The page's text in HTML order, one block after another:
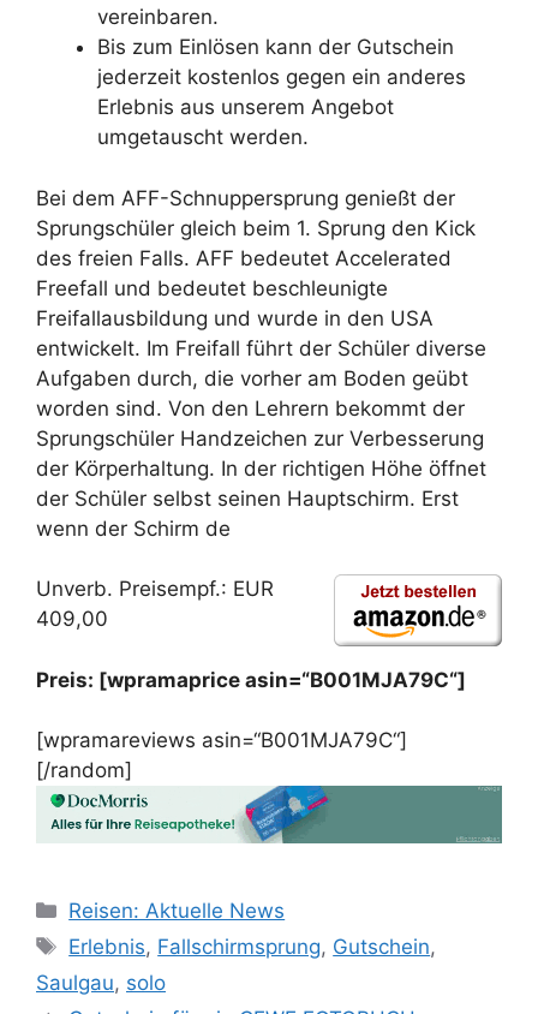
vereinbaren.
Bis zum Einlösen kann der Gutschein
jederzeit kostenlos gegen ein anderes
Erlebnis aus unserem Angebot
umgetauscht werden.
Bei dem AFF-Schnuppersprung genießt der
Sprungschüler gleich beim 1. Sprung den Kick
des freien Falls. AFF bedeutet Accelerated
Freefall und bedeutet beschleunigte
Freifallausbildung und wurde in den USA
entwickelt. Im Freifall führt der Schüler diverse
Aufgaben durch, die vorher am Boden geübt
worden sind. Von den Lehrern bekommt der
Sprungschüler Handzeichen zur Verbesserung
der Körperhaltung. In der richtigen Höhe öffnet
der Schüler selbst seinen Hauptschirm. Erst
wenn der Schirm de
Unverb. Preisempf.: EUR
409,00
Preis: [wpramaprice asin=“B001MJA79C“]
[wpramareviews asin=“B001MJA79C“]
[/random]
Kategorien
Reisen: Aktuelle News
Schlagwörter
Erlebnis, Fallschirmsprung, Gutschein,
Saulgau, solo